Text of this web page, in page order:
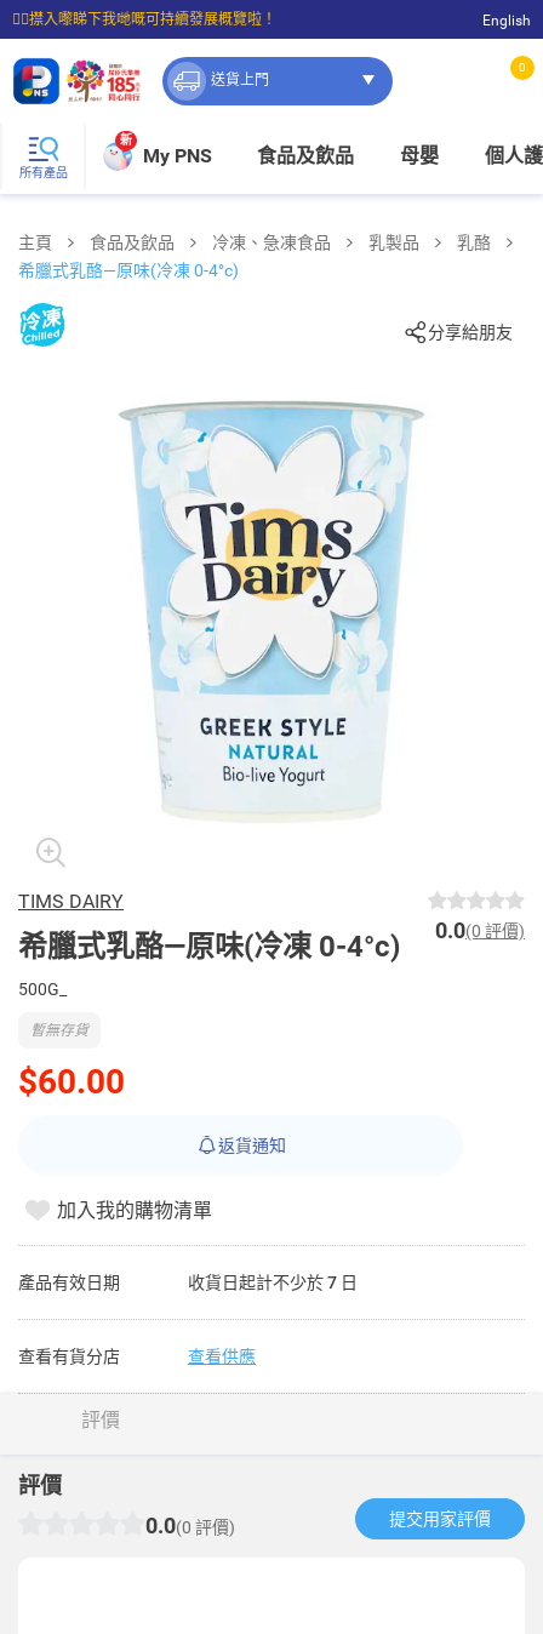
☝🏼㩒入嚟睇下我哋嘅可持續發展概覽啦！
⭐購物滿$399即享免費送貨；滿$100即可免費店取。
English
送貨上門
0
所有產品
新
My PNS 食品及飲品 母嬰 個人
主頁 食品及飲品 冷凍、急凍食品 乳製品
乳酪
希臘式乳酪—原味(冷凍 0-4°c)
分享給朋友
TIMS DAIRY
希臘式乳酪—原味(冷凍 0-4°c) 0.0(0 評價)
500G_
$60.00
暫無存貨
返貨通知
加入我的購物清單
產品有效日期 收貨日起計不少於 7 日
查看有貨分店 查看供應
評價
評價
0.0(0 評價) 提交用家評價​